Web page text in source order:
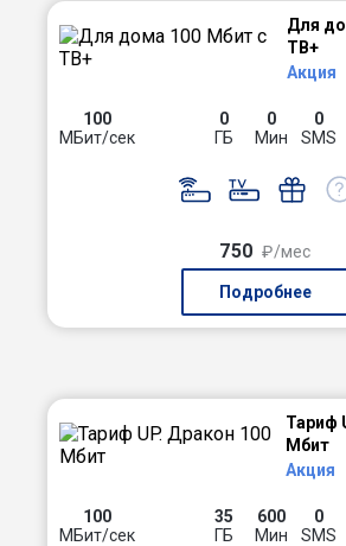
Для
ТВ+
Акция
100
МБит/сек
0
ГБ
0
Мин
0
SMS
750 ₽/мес
Подробнее
Тариф
Мбит
Акция
100
МБит/сек
35
ГБ
600
Мин
0
SMS